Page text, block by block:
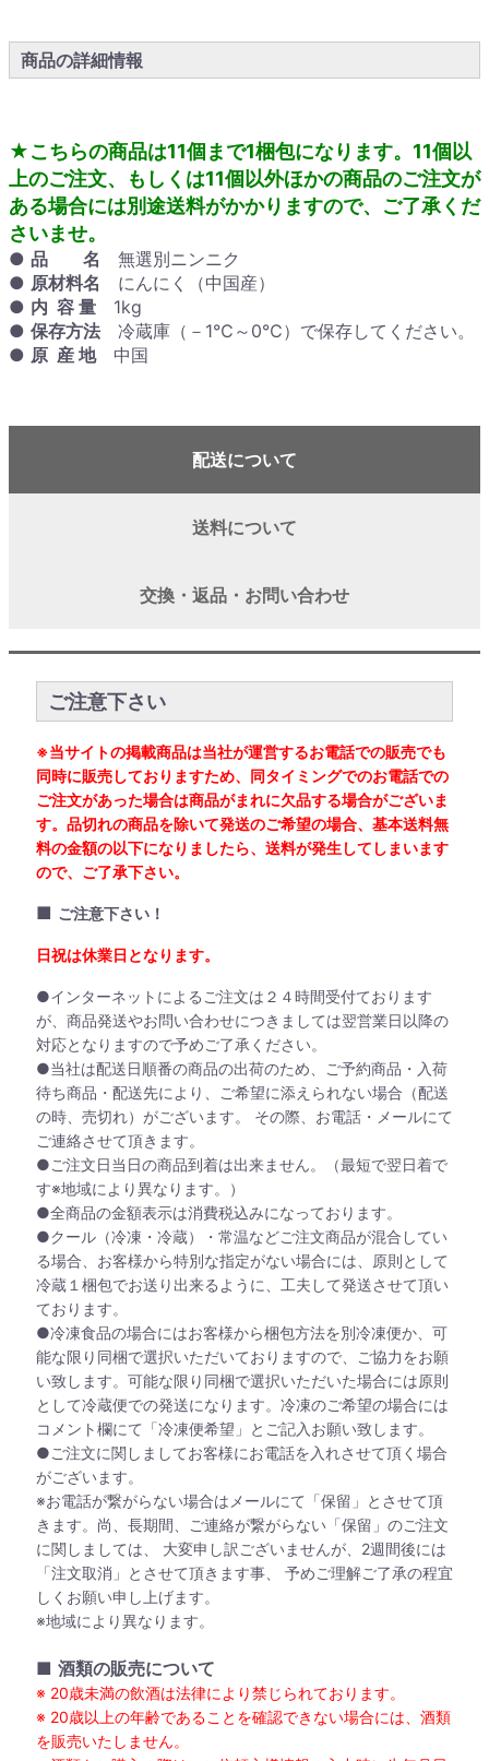
商品の詳細情報
★こちらの商品は11個まで1梱包になります。 11個以
上のご注文、もしくは11個以外ほかの商品のご注文が
ある場合には別途送料がかかりますので、ご了承くだ
さいませ。
● 品 名 無選別ニンニク
● 原材料名 にんにく（中国産）
● 内 容 量 1kg
● 保存方法 冷蔵庫（－1℃～0℃）で保存してください。
● 原 産 地 中国
配送について
送料について
交換・返品・お問い合わせ
ご注意下さい
※当サイトの掲載商品は当社が運営するお電話での販売でも
同時に販売しておりますため、同タイミングでのお電話での
ご注文があった場合は商品がまれに欠品する場合がございま
す。品切れの商品を除いて発送のご希望の場合、基本送料無
料の金額の以下になりましたら、送料が発生してしまいます
ので、ご了承下さい。
■ ご注意下さい！
日祝は休業日となります。
●インターネットによるご注文は２４時間受付ております
が、商品発送やお問い合わせにつきましては翌営業日以降の
対応となりますので予めご了承ください。
●当社は配送日順番の商品の出荷のため、ご予約商品・入荷
待ち商品・配送先により、ご希望に添えられない場合（配送
の時、売切れ）がございます。 その際、お電話・メールにて
ご連絡させて頂きます。
●ご注文日当日の商品到着は出来ません。（最短で翌日着で
す※地域により異なります。）
●全商品の金額表示は消費税込みになっております。
●クール（冷凍・冷蔵）・常温などご注文商品が混合してい
る場合、お客様から特別な指定がない場合には、原則として
冷蔵１梱包でお送り出来るように、工夫して発送させて頂い
ております。
●冷凍食品の場合にはお客様から梱包方法を別冷凍便か、可
能な限り同梱で選択いただいておりますので、ご協力をお願
い致します。可能な限り同梱で選択いただいた場合には原則
として冷蔵便での発送になります。冷凍のご希望の場合には
コメント欄にて「冷凍便希望」とご記入お願い致します。
●ご注文に関しましてお客様にお電話を入れさせて頂く場合
がございます。
※お電話が繋がらない場合はメールにて「保留」とさせて頂
きます。尚、長期間、ご連絡が繋がらない「保留」のご注文
に関しましては、 大変申し訳ございませんが、2週間後には
「注文取消」とさせて頂きます事、 予めご理解ご了承の程宜
しくお願い申し上げます。
※地域により異なります。
■ 酒類の販売について
※ 20歳未満の飲酒は法律により禁じられております。
※ 20歳以上の年齢であることを確認できない場合には、酒類
を販売いたしません。